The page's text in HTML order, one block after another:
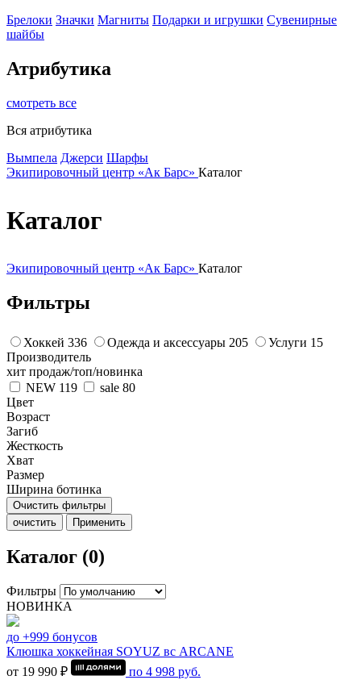
Брелоки Значки Магниты Подарки и игрушки Сувенирные
шайбы
Атрибутика
смотреть все
Вся атрибутика
Вымпела Джерси Шарфы
Экипировочный центр «Ак Барс» Каталог
Каталог
Экипировочный центр «Ак Барс» Каталог
Фильтры
Хоккей 336 Одежда и аксессуары 205 Услуги 15
Производитель
хит продаж/топ/новинка
NEW 119 sale 80
Цвет
Возраст
Загиб
Жесткость
Хват
Размер
Ширина ботинка
Очистить фильтры
очистить
Применить
Каталог (0)
Фильтры
НОВИНКА
до +999 бонусов
Клюшка хоккейная SOYUZ вс ARCANE
от 19 990 ₽
по 4 998 руб.